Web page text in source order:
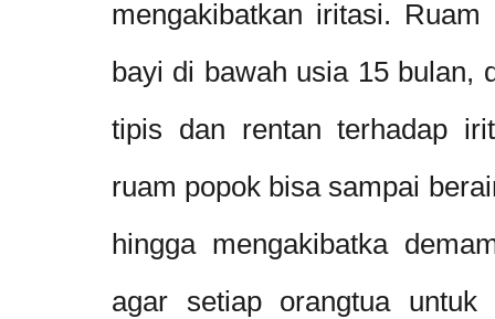
mengakibatkan iritasi.
bayi di bawah usia 15 bulan,
tipis dan rentan terhadap
ruam popok bisa sampai
hingga mengakibatka
agar setiap orangtua